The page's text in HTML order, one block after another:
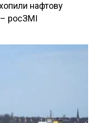
нафтову
– росЗМІ